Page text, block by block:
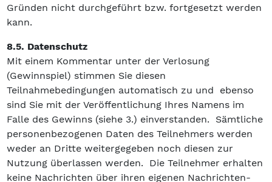
Gründen nicht durchgeführt bzw. fortgesetzt werden
kann.
8.5. Datenschutz
Mit einem Kommentar unter der Verlosung
(Gewinnspiel) stimmen Sie diesen
Teilnahmebedingungen automatisch zu und ebenso
sind Sie mit der Veröffentlichung Ihres Namens im
Falle des Gewinns (siehe 3.) einverstanden. Sämtliche
personenbezogenen Daten des Teilnehmers werden
weder an Dritte weitergegeben noch diesen zur
Nutzung überlassen werden. Die Teilnehmer erhalten
keine Nachrichten über ihren eigenen Nachrichten-